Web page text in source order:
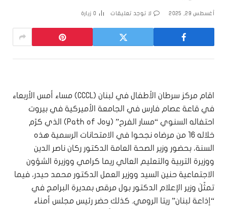
أغسطس 29, 2025 لا توجد تعليقات 0 زيارة
اقام مركز سرطان الأطفال في لبنان (CCCL) مساء أمس الأربعاء
في قاعة عصام فارس في الجامعة الأميركية في بيروت
احتفاله السنوي “مسار الفرح” (Path of Joy) الذي كرّم
خلاله 16 من مرضاه نجحوا في الامتحانات الرسمية هذه
السنة، بحضور وزير الصحة العامة الدكتور ركان ناصر الدين
ووزيرة التربية والتعليم العالي ريما كرامي ووزيرة الشؤون
الاجتماعية حنين السيد ووزير العمل الدكتور محمد حيدر، فيما
تمثّلَ وزير الإعلام الدكتور بول مرقص بمديرة البرامج في
“إذاعة لبنان” ريتا الرومي. كذلك حضر رئيس مجلس أمناء